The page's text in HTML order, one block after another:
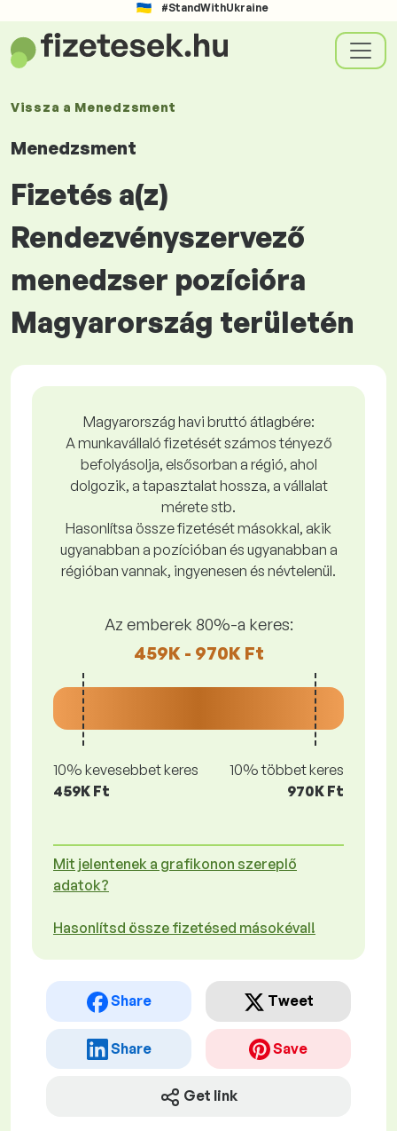
#StandWithUkraine
Vissza a Menedzsment
Menedzsment
Fizetés a(z)
Rendezvényszervező
menedzser pozícióra
Magyarország területén
Magyarország havi bruttó átlagbére:
A munkavállaló fizetését számos tényező
befolyásolja, elsősorban a régió, ahol
dolgozik, a tapasztalat hossza, a vállalat
mérete stb.
Hasonlítsa össze fizetését másokkal, akik
ugyanabban a pozícióban és ugyanabban a
régióban vannak, ingyenesen és névtelenül.
Az emberek 80%-a keres:
459K - 970K Ft
10% kevesebbet keres
459K Ft
10% többet keres
970K Ft
Mit jelentenek a grafikonon szereplő
adatok?
Hasonlítsd össze fizetésed másokéval!
Share Tweet
Share Save
Get link